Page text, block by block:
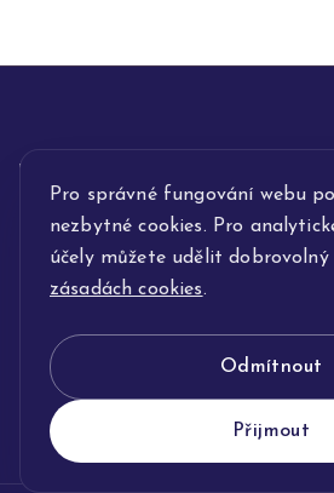
Pro správné fungování webu
nezbytné cookies. Pro
účely můžete udělit dobrovolný
zásadách cookies.
Odmítnout
Přijmout
INFORMACE
POPIS SLUŽEB
KLENOTNICTVÍ JOLLEO